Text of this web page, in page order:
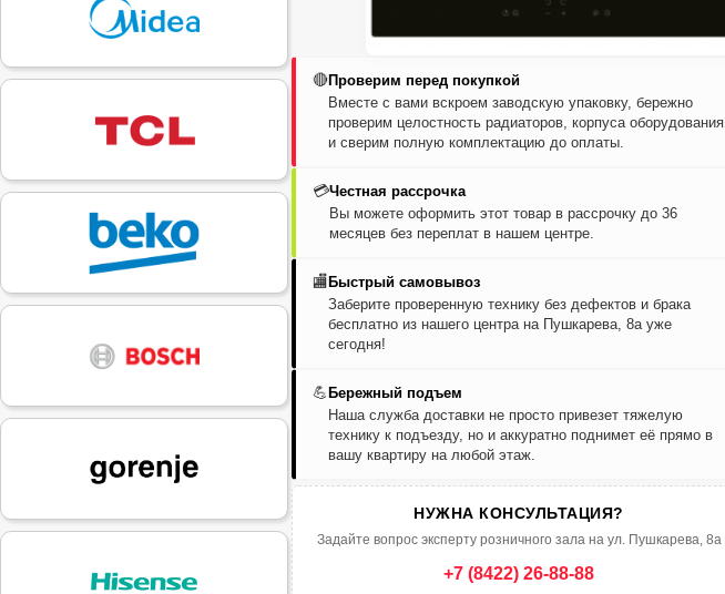
🔴Проверим перед покупкой
Вместе с вами вскроем заводскую упаковку, бережно
проверим целостность радиаторов, корпуса оборудования
и сверим полную комплектацию до оплаты.
💳Честная рассрочка
Вы можете оформить этот товар в рассрочку до 36
месяцев без переплат в нашем центре.
🏬 Быстрый самовывоз
Заберите проверенную технику без дефектов и брака
бесплатно из нашего центра на Пушкарева, 8а уже
сегодня!
💪 Бережный подъем
Наша служба доставки не просто привезет тяжелую
технику к подъезду, но и аккуратно поднимет её прямо в
вашу квартиру на любой этаж.
НУЖНА КОНСУЛЬТАЦИЯ?
Задайте вопрос эксперту розничного зала на ул. Пушкарева, 8а
+7 (8422) 26-88-88